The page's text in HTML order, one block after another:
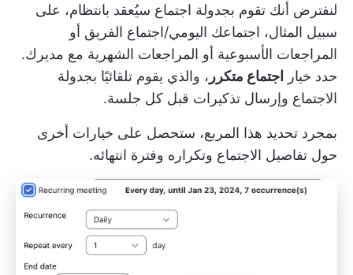
لنفترض أنك تقوم بجدولة اجتماع سيُعقد بانتظام، على
سبيل المثال، اجتماعك اليومي/اجتماع الفريق أو
المراجعات الأسبوعية أو المراجعات الشهرية مع مديرك.
حدد خيار اجتماع متكرر ، والذي يقوم تلقائيًا بجدولة
الاجتماع وإرسال تذكيرات قبل كل جلسة.
بمجرد تحديد هذا المربع، ستحصل على خيارات أخرى
حول تفاصيل الاجتماع وتكراره وفترة انتهائه.